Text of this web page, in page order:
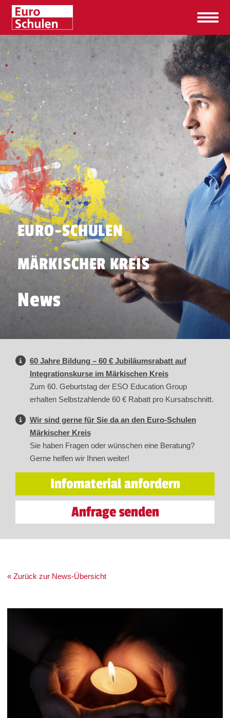
EURO-SCHULEN
MÄRKISCHER KREIS
News
60 Jahre Bildung – 60 € Jubiläumsrabatt auf
Integrationskurse im Märkischen Kreis
Zum 60. Geburtstag der ESO Education Group
erhalten Selbstzahlende 60 € Rabatt pro Kursabschnitt.
Wir sind gerne für Sie da an den Euro-Schulen
Märkischer Kreis
Sie haben Fragen oder wünschen eine Beratung?
Gerne helfen wir Ihnen weiter!
Infomaterial anfordern
Anfrage senden
« Zurück zur News-Übersicht